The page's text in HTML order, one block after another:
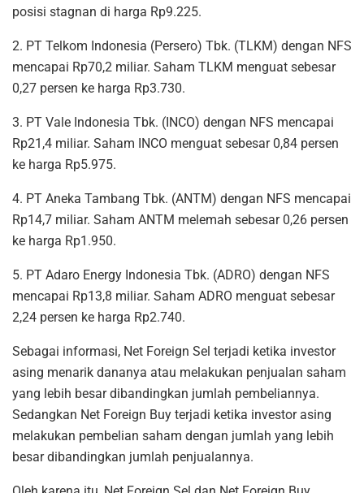
posisi stagnan di harga Rp9.225.
2. PT Telkom Indonesia (Persero) Tbk. (TLKM) dengan NFS
mencapai Rp70,2 miliar. Saham TLKM menguat sebesar
0,27 persen ke harga Rp3.730.
3. PT Vale Indonesia Tbk. (INCO) dengan NFS mencapai
Rp21,4 miliar. Saham INCO menguat sebesar 0,84 persen
ke harga Rp5.975.
4. PT Aneka Tambang Tbk. (ANTM) dengan NFS mencapai
Rp14,7 miliar. Saham ANTM melemah sebesar 0,26 persen
ke harga Rp1.950.
5. PT Adaro Energy Indonesia Tbk. (ADRO) dengan NFS
mencapai Rp13,8 miliar. Saham ADRO menguat sebesar
2,24 persen ke harga Rp2.740.
Sebagai informasi, Net Foreign Sel terjadi ketika investor
asing menarik dananya atau melakukan penjualan saham
yang lebih besar dibandingkan jumlah pembeliannya.
Sedangkan Net Foreign Buy terjadi ketika investor asing
melakukan pembelian saham dengan jumlah yang lebih
besar dibandingkan jumlah penjualannya.